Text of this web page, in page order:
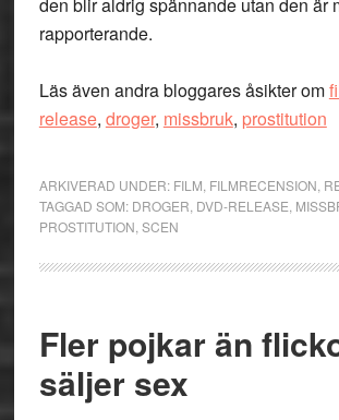
rapporterande.
Läs även andra bloggares åsikter om
release, droger, missbruk, prostitution
ARKIVERAD UNDER: FILM FILMRECENSION
TAGGAD SOM: DROGER DVD-RELEASE
PROSTITUTION SCEN
Fler pojkar än
säljer sex